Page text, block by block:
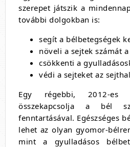
szerepet játszik a
további dolgokban is:
segít a bélbetegségek
növeli a sejtek számát
csökkenti a
védi a sejteket az
Egy régebbi, 2012-
összekapcsolja a bél
fenntartásával. Egészséges
lehet az olyan gyomor-
mint a gyulladásos